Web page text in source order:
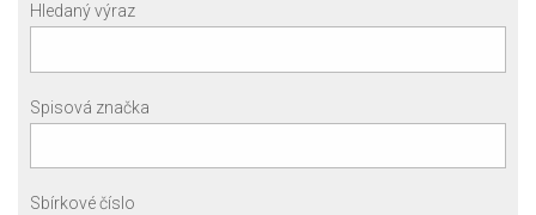
Hledaný výraz
Spisová značka
Sbírkové číslo